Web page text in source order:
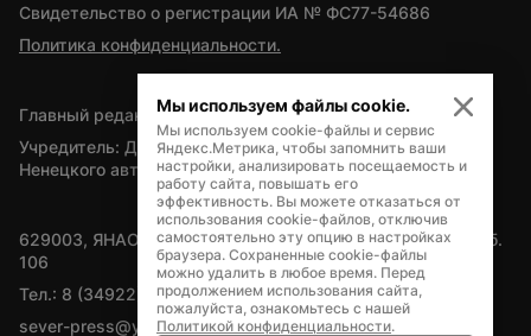
Свидетельство о регистрации ИА № ФС77-54686
Политика конфиденциальности.
Главный редактор — А.Л. Поздеев
Учредитель: Департамент внутренней политики Ямало-
Ненецкого автономного округа
629003, ЯНАО, Салехард, мкр. Богдана Кнунянца, д.1, каб.
106
Тел.: 8 (34922) 71262
sever-press@yamal-media.ru
Мы используем файлы cookie.
Мы используем cookie-файлы и сервис
Яндекс.Метрика, чтобы запомнить ваши
настройки, анализировать посещаемость и
работу сайта, повышать его
эффективность. Вы можете отказаться от
использования cookie-файлов, отключив
самостоятельно эту опцию в настройках
браузера. Сохраненные cookie-файлы
можно удалить в любое время. Перед
продолжением использования сайта,
пожалуйста, ознакомьтесь с нашей
Политикой конфиденциальности.